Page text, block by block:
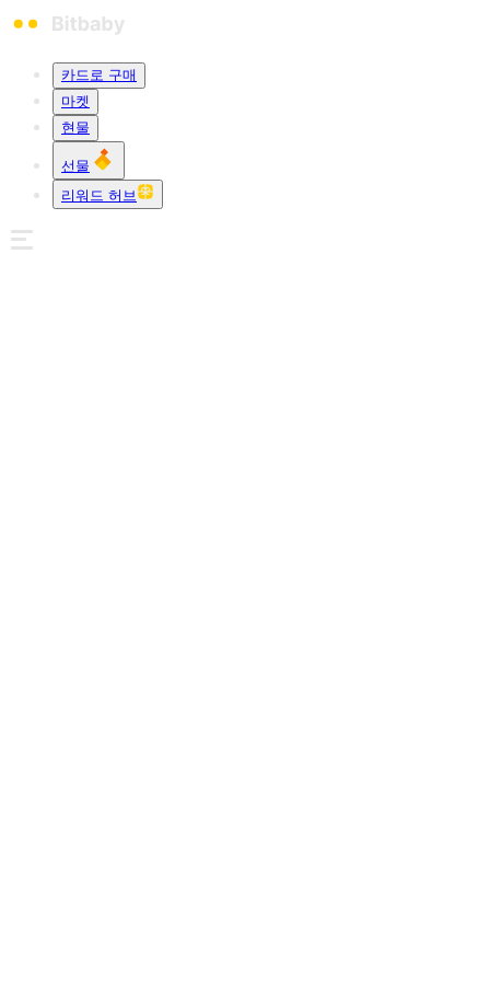
카드로 구매
마켓
현물
선물
리워드 허브